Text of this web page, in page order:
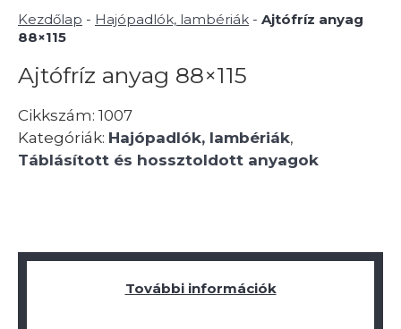
Kezdőlap - Hajópadlók, lambériák - Ajtófríz anyag
88×115
Ajtófríz anyag 88×115
Cikkszám: 1007
Kategóriák: Hajópadlók, lambériák,
Táblásított és hossztoldott anyagok
További információk